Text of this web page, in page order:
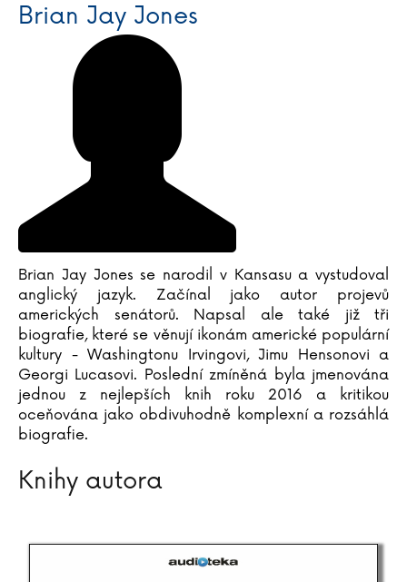
Ivana Jirešová
Tomáš Jirman
Boris Johnson
Tim Johnston
Ewa Jostes
Brian Jay Jones
Brian Jay Jones se narodil v Kansasu a vystudoval
anglický jazyk. Začínal jako autor projevů
amerických senátorů. Napsal ale také již tři
biografie, které se věnují ikonám americké populární
kultury - Washingtonu Irvingovi, Jimu Hensonovi a
Georgi Lucasovi. Poslední zmíněná byla jmenována
jednou z nejlepších knih roku 2016 a kritikou
oceňována jako obdivuhodně komplexní a rozsáhlá
biografie.
Knihy autora